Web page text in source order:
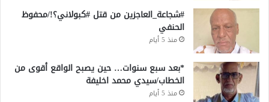
#شجاعة_العاجزين من قتل #كبولاني؟!/محفوظ
الحنفي
منذ 5 أيام
*بعد سبع سنوات… حين يصبح الواقع أقوى من
الخطاب/سيدي محمد اخليفة
منذ 5 أيام